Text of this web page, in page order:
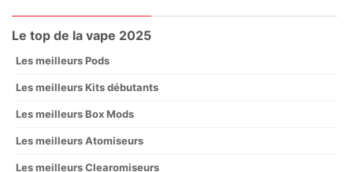
Le top de la vape 2025
Les meilleurs Pods
Les meilleurs Kits débutants
Les meilleurs Box Mods
Les meilleurs Atomiseurs
Les meilleurs Clearomiseurs